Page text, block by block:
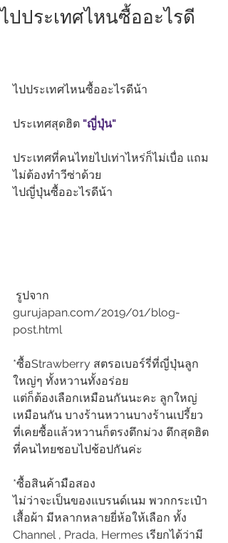
ไปประเทศไหนซื้ออะไรดี
ไปประเทศไหนซื้ออะไรดีน้า
ประเทศสุดฮิต "ญี่ปุ่น"
ประเทศที่คนไทยไปเท่าไหร่ก็ไม่เบื่อ แถม
ไม่ต้องทำวีซ่าด้วย
ไปญี่ปุ่นซื้ออะไรดีน้า
gurujapan.com/2019/01/blog-
post.html
*ซื้อStrawberry สตรอเบอร์รี่ที่ญี่ปุ่นลูก
ใหญ่ๆ ทั้งหวานทั้งอร่อย
แต่ก็ต้องเลือกเหมือนกันนะคะ ลูกใหญ่
เหมือนกัน บางร้านหวานบางร้านเปรี้ยว
ที่เคยซื้อแล้วหวานก็ตรงตึกม่วง ตึกสุดฮิต
ที่คนไทยชอบไปช้อปกันค่ะ
*ซื้อสินค้ามือสอง
ไม่ว่าจะเป็นของแบรนด์เนม พวกกระเป๋า
เสื้อผ้า มีหลากหลายยี่ห้อให้เลือก ทั้ง
Channel , Prada, Hermes เรียกได้ว่ามี